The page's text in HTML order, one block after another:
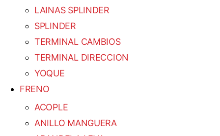
LAINAS SPLINDER
SPLINDER
TERMINAL CAMBIOS
TERMINAL DIRECCION
YOQUE
FRENO
ACOPLE
ANILLO MANGUERA